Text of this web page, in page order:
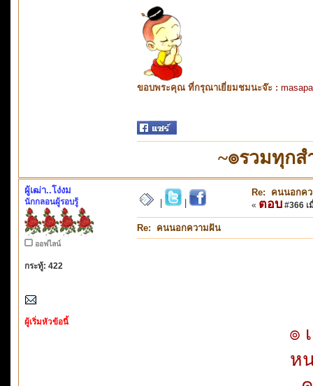
ขอบพระคุณ ที่กรุณาเยี่ยมชมนะจ๊ะ :
~๏รวมทุก
ผู้เฒ่า..โง่งม
นักกลอนผู้รอบรู้
ออฟไลน์
กระทู้: 422
ผู้เริ่มหัวข้อนี้
Re: คนนอกค
« ตอบ #366 เ
Re: คนนอกความฝัน
๏
ห